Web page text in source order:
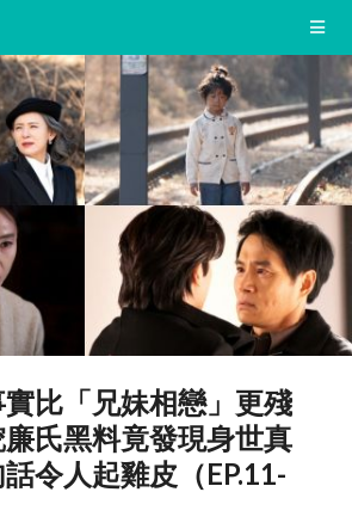
實比「兄妹相戀」更殘
氏黑料竟發現身世真
令人起雞皮（EP.11-